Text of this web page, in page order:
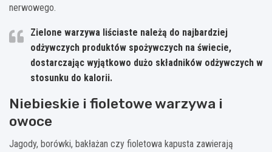
nerwowego.
Zielone warzywa liściaste należą do najbardziej
odżywczych produktów spożywczych na świecie,
dostarczając wyjątkowo dużo składników odżywczych w
stosunku do kalorii.
Niebieskie i fioletowe warzywa i
owoce
Jagody, borówki, bakłażan czy fioletowa kapusta zawierają